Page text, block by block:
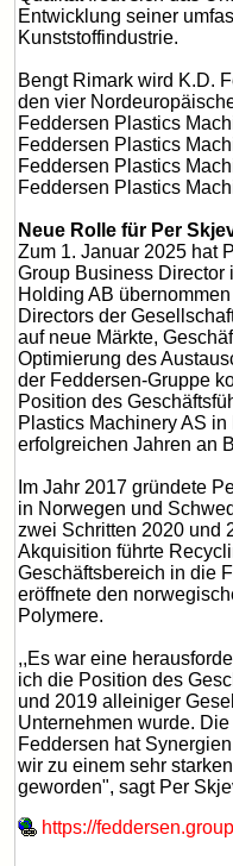
Entwicklung seiner
Kunststoffindustrie.
Bengt Rimark wird K.D.
den vier
Feddersen Plastics
Feddersen Plastics
Feddersen Plastics
Feddersen Plastics
Neue Rolle für Per
Zum 1. Januar 2025 hat
Group Business Director
Holding AB
Directors der
auf neue Märkte,
Optimierung des
der Feddersen-Gruppe
Position des
Plastics Machinery AS
erfolgreichen Jahren an
Im Jahr 2017 gründete
in Norwegen und
zwei Schritten 2020 und
Akquisition führte
Geschäftsbereich in die
eröffnete den
Polymere.
,,Es war eine
ich die Position des
und 2019 alleiniger
Unternehmen wurde.
Feddersen hat
wir zu einem sehr
geworden", sagt Per
https://